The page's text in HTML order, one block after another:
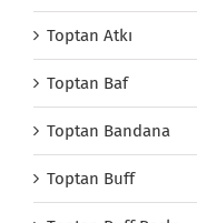
Toptan Atkı
Toptan Baf
Toptan Bandana
Toptan Buff